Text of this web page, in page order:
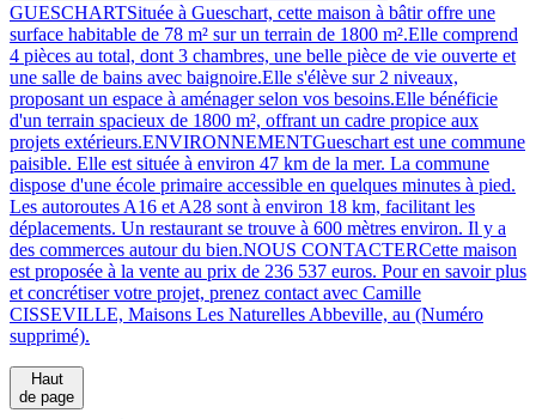
GUESCHARTSituée à Gueschart, cette maison à bâtir offre une
surface habitable de 78 m² sur un terrain de 1800 m².Elle comprend
4 pièces au total, dont 3 chambres, une belle pièce de vie ouverte et
une salle de bains avec baignoire.Elle s'élève sur 2 niveaux,
proposant un espace à aménager selon vos besoins.Elle bénéficie
d'un terrain spacieux de 1800 m², offrant un cadre propice aux
projets extérieurs.ENVIRONNEMENTGueschart est une commune
paisible. Elle est située à environ 47 km de la mer. La commune
dispose d'une école primaire accessible en quelques minutes à pied.
Les autoroutes A16 et A28 sont à environ 18 km, facilitant les
déplacements. Un restaurant se trouve à 600 mètres environ. Il y a
des commerces autour du bien.NOUS CONTACTERCette maison
est proposée à la vente au prix de 236 537 euros. Pour en savoir plus
et concrétiser votre projet, prenez contact avec Camille
CISSEVILLE, Maisons Les Naturelles Abbeville, au (Numéro
supprimé).
Haut
de page